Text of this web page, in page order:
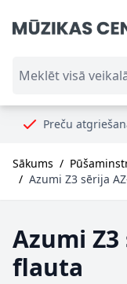
atgriešana 14 dienas
Sākums /
/ Azumi Z3 sērija
Azumi Z3
flauta